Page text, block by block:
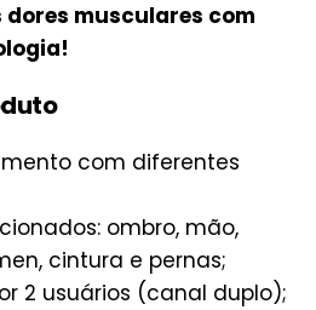
musculares com
com diferentes
ombro, mão,
cintura e pernas;
2 usuários (canal duplo);